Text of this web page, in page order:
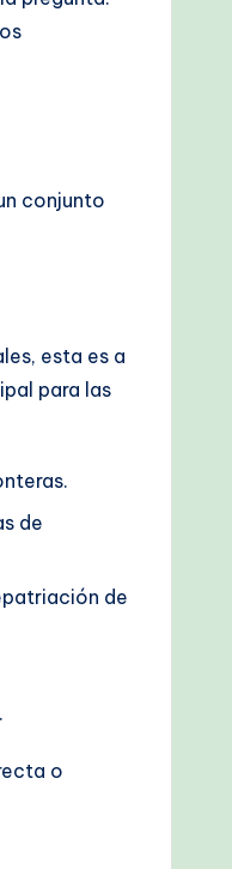
conjunto
esta es a
para las
de
de
o